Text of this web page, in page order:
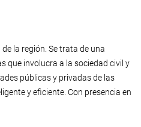
la región. Se trata de una
que involucra a la sociedad civil y
públicas y privadas de las
y eficiente. Con presencia en